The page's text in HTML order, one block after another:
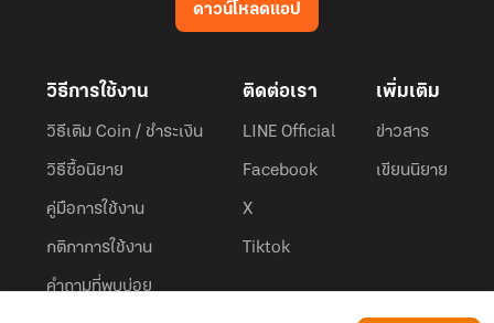
ดาวน์โหลดแอป
วิธีการใช้งาน
วิธีเติม Coin / ชำระเงิน
วิธีซื้อนิยาย
คู่มือการใช้งาน
กติกาการใช้งาน
คำถามที่พบบ่อย
ติดต่อเรา
LINE Official
Facebook
X
Tiktok
เพิ่มเติม
ข่าวสาร
เขียนนิยาย